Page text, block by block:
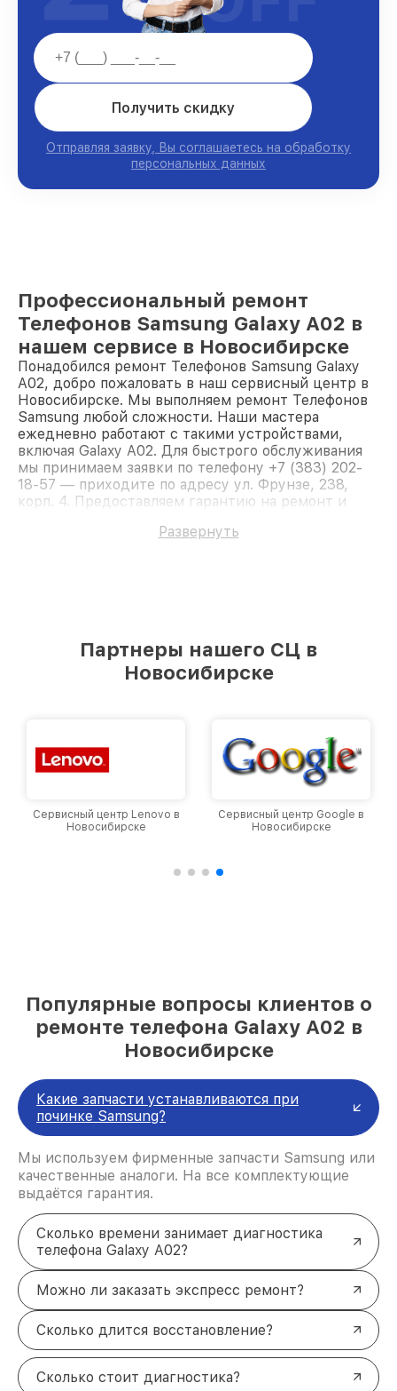
Получить скидку
Отправляя заявку, Вы соглашаетесь на обработку
персональных данных
Профессиональный ремонт
Телефонов Samsung Galaxy A02 в
нашем сервисе в Новосибирске
Понадобился ремонт Телефонов Samsung Galaxy
A02, добро пожаловать в наш сервисный центр в
Новосибирске. Мы выполняем ремонт Телефонов
Samsung любой сложности. Наши мастера
ежедневно работают с такими устройствами,
включая Galaxy A02. Для быстрого обслуживания
мы принимаем заявки по телефону +7 (383) 202-
18-57 — приходите по адресу ул. Фрунзе, 238,
корп. 4. Предоставляем гарантию на ремонт и
Развернуть
Партнеры нашего СЦ в
Новосибирске
Сервисный центр Lenovo в
Новосибирске
Сервисный центр Google в
Новосибирске
Популярные вопросы клиентов о
ремонте телефона Galaxy A02 в
Новосибирске
Какие запчасти устанавливаются при
починке Samsung?
Мы используем фирменные запчасти Samsung или
качественные аналоги. На все комплектующие
выдаётся гарантия.
Сколько времени занимает диагностика
телефона Galaxy A02?
Можно ли заказать экспресс ремонт?
Сколько длится восстановление?
Сколько стоит диагностика?